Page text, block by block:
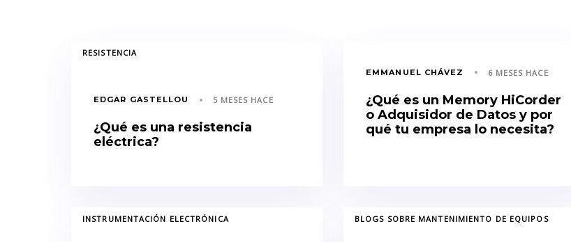
TAGSRESISTENCIA
EDGAR GASTELLOU 5 MESES HACE
¿Qué es una resistencia
eléctrica?
EMMANUEL CHÁVEZ 6 MESES HACE
¿Qué es un Memory HiCorder
o Adquisidor de Datos y por
qué tu empresa lo necesita?
TAGSINSTRUMENTACIÓN ELECTRÓNICA TAGSBLOGS SOBRE MANTENIMIENTO DE EQUIPOS